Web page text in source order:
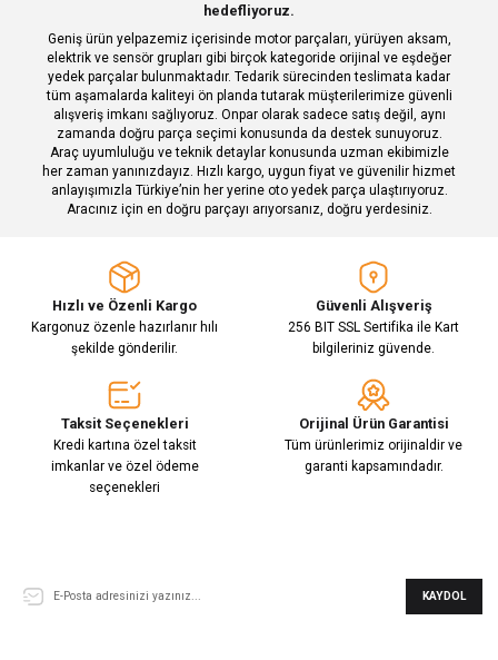
Ürün fiyatı diğer sitelerden daha pahalı.
Bu ürüne benzer farklı alternatifler olmalı.
Gönder
hedefliyoruz.
Geniş ürün yelpazemiz içerisinde motor parçaları, yürüyen aksam,
elektrik ve sensör grupları gibi birçok kategoride orijinal ve eşdeğer
yedek parçalar bulunmaktadır. Tedarik sürecinden teslimata kadar
tüm aşamalarda kaliteyi ön planda tutarak müşterilerimize güvenli
alışveriş imkanı sağlıyoruz. Onpar olarak sadece satış değil, aynı
zamanda doğru parça seçimi konusunda da destek sunuyoruz.
Araç uyumluluğu ve teknik detaylar konusunda uzman ekibimizle
her zaman yanınızdayız. Hızlı kargo, uygun fiyat ve güvenilir hizmet
anlayışımızla Türkiye’nin her yerine oto yedek parça ulaştırıyoruz.
Aracınız için en doğru parçayı arıyorsanız, doğru yerdesiniz.
Hızlı ve Özenli Kargo
Kargonuz özenle hazırlanır hılı
şekilde gönderilir.
Güvenli Alışveriş
256 BIT SSL Sertifika ile Kart
bilgileriniz güvende.
Taksit Seçenekleri
Kredi kartına özel taksit
imkanlar ve özel ödeme
seçenekleri
Orijinal Ürün Garantisi
Tüm ürünlerimiz orijinaldir ve
garanti kapsamındadır.
KAYDOL